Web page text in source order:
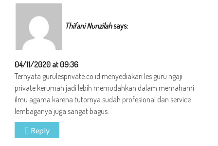
Thifani Nunzilahsays:
04/11/2020 at 09:36
Ternyata gurulesprivate.co.id menyediakan les guru ngaji
private kerumah jadi lebih memudahkan dalam memahami
ilmu agama karena tutornya sudah profesional dan service
lembaganya juga sangat bagus.
Reply